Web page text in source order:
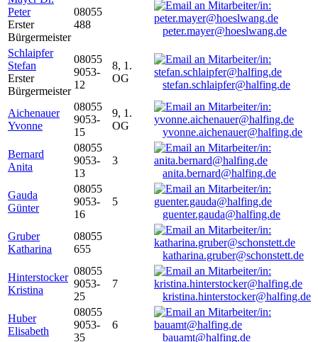
Peter
Erster
Bürgermeister
08055
488
peter.mayer@hoeslwang.de
Schlaipfer
Stefan
Erster
Bürgermeister
08055
9053-
12
8, 1.
OG
stefan.schlaipfer@halfing.de
Aichenauer
Yvonne
08055
9053-
15
9, 1.
OG
yvonne.aichenauer@halfing.de
Bernard
Anita
08055
9053-
13
3
anita.bernard@halfing.de
Gauda
Günter
08055
9053-
16
5
guenter.gauda@halfing.de
Gruber
Katharina
08055
655
katharina.gruber@schonstett.de
Hinterstocker
Kristina
08055
9053-
25
7
kristina.hinterstocker@halfing.de
Huber
Elisabeth
08055
9053-
35
6
bauamt@halfing.de